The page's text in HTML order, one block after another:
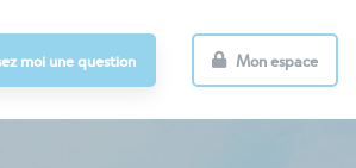
moi une question Mon espace